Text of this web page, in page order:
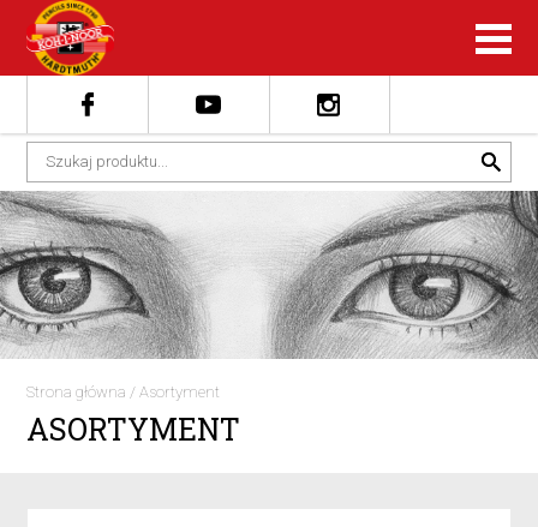
Strona główna /Asortyment
ASORTYMENT